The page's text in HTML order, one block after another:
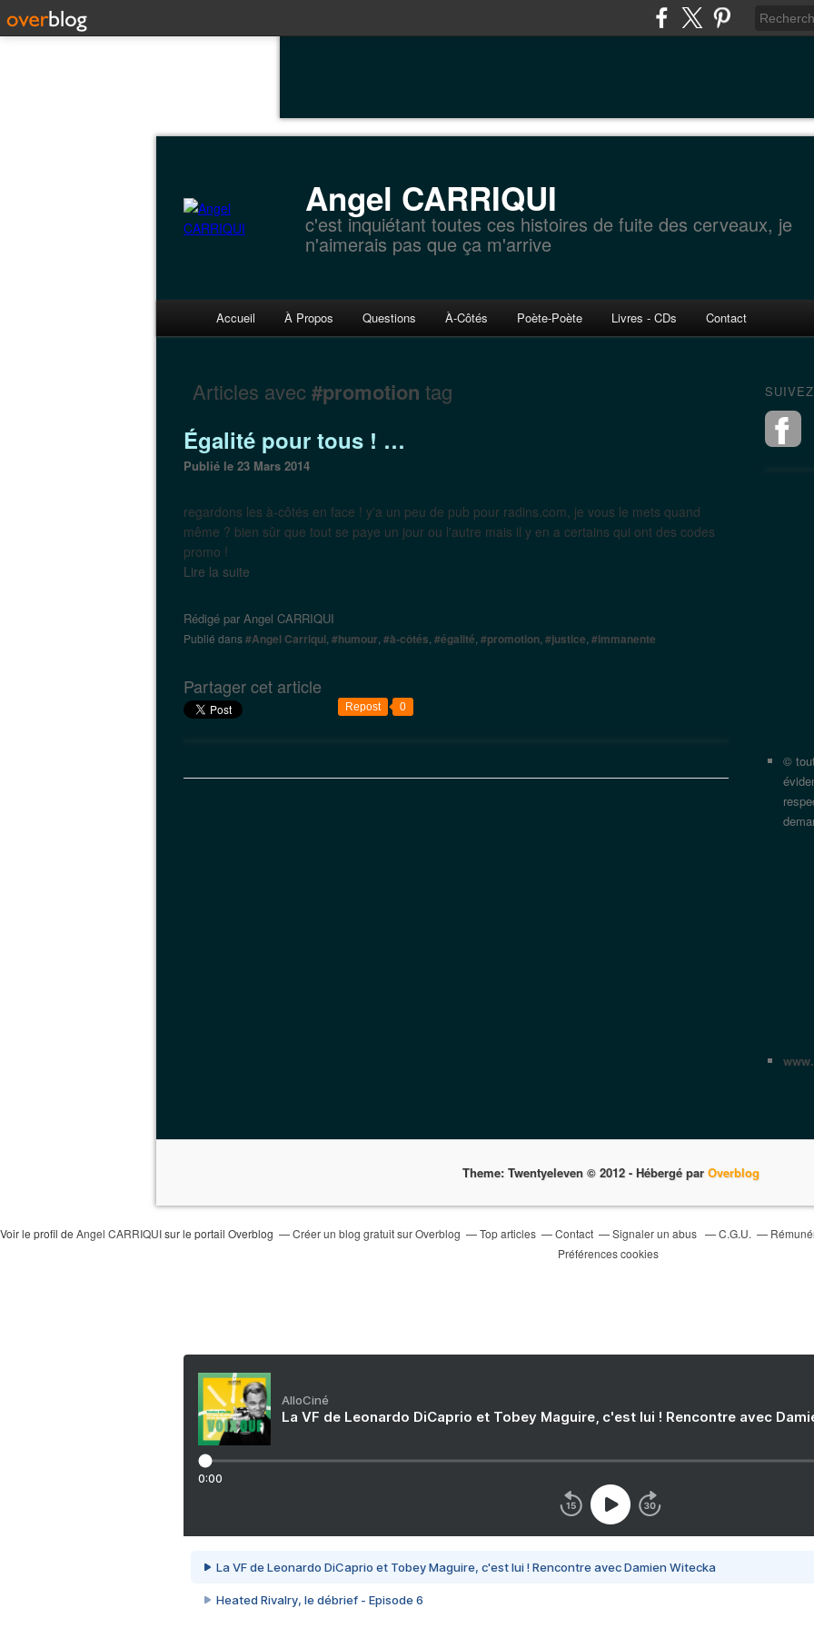
Angel CARRIQUI
c'est inquiétant toutes ces histoires de fuite des cerveaux, je
n'aimerais pas que ça m'arrive
Accueil À Propos Questions À-Côtés Poète-Poète Livres - CDs Contact
Articles avec #promotion tag
égalité pour tous ! …
Publié le 23 Mars 2014
regardons les à-côtés en face ! y'a un peu de pub pour radins.com, je vous le mets quand
même ? bien sûr que tout se paye un jour ou l'autre mais il y en a certains qui ont des codes
promo !
Lire la suite
Rédigé par Angel CARRIQUI
Publié dans#Angel Carriqui #humour #à-côtés #égalité #promotion #justice #immanente
Partager cet article
Repost 0
©
Theme: Twentyeleven © 2012 - Hébergé par Overblog
Voir le profil de Angel CARRIQUIsur le portail Overblog Créer un blog gratuit sur Overblog Top articles Contact Signaler un abus C.G.U.
Préférences cookies
AlloCiné
La VF de Leonardo DiCaprio et Tobey Maguire, c'est lui ! Rencontre avec
0:00
La VF de Leonardo DiCaprio et Tobey Maguire, c'est lui ! Rencontre avec Damien Witecka
Heated Rivalry, le débrief - Episode 6